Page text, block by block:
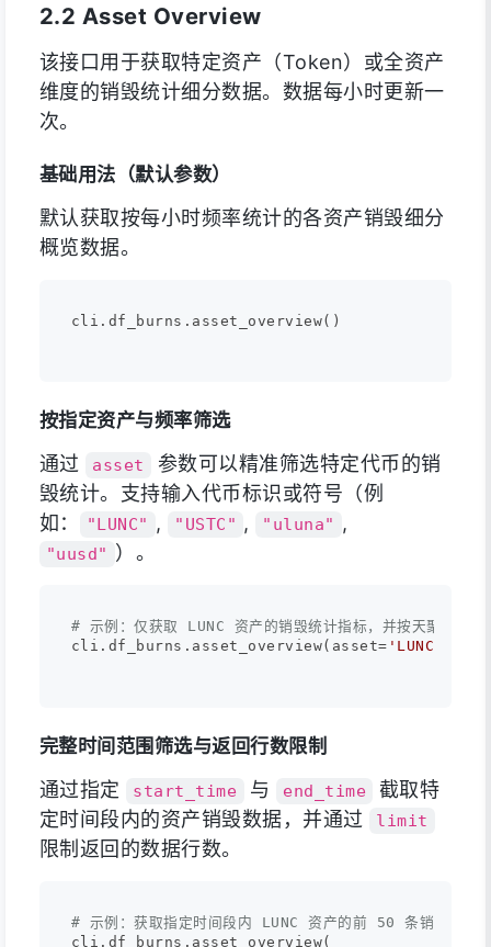
2.2 Asset Overview
该接口用于获取特定资产（Token）或全资产
维度的销毁统计细分数据。数据每小时更新一
次。
基础用法（默认参数）
默认获取按每小时频率统计的各资产销毁细分
概览数据。
cli.df_burns.asset_overview()
按指定资产与频率筛选
通过
asset
参数可以精准筛选特定代币的销
毁统计。支持输入代币标识或符号（例
如：
"LUNC" , "USTC" , "uluna" ,
"uusd" ）。
# 示例：仅获取 LUNC 资产的销毁统计指标，并按天聚合
cli.df_burns.asset_overview(asset= 'LUNC'
完整时间范围筛选与返回行数限制
通过指定
start_time 与 end_time
截取特
定时间段内的资产销毁数据，并通过
limit
限制返回的数据行数。
# 示例：获取指定时间段内 LUNC 资产的前 50 条销毁细分
cli.df_burns.asset_overview(